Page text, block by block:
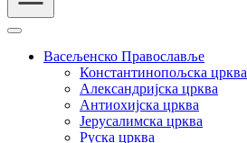
Васељенско Православље
Константинопољска црква
Александријска црква
Антиохијска црква
Јерусалимска црква
Руска црква